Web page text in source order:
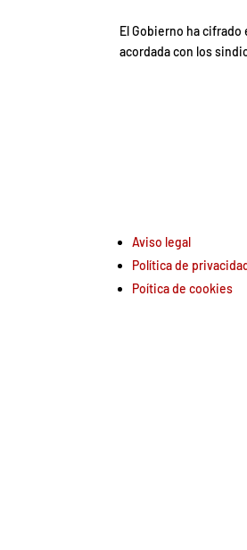
El Gobierno ha
acordada con los
Aviso legal
Política de
Poítica de cookies